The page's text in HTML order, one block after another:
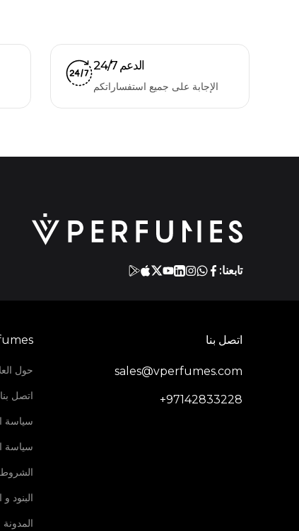
الدعم 24/7
الإجابة على جميع استفساراتكم
تابعنا:
اتصل بنا
sales@vperfumes.com
+97142833228
حول
اتصل بنا
سياسة
سياسة
الشروط
البنود
المدونة